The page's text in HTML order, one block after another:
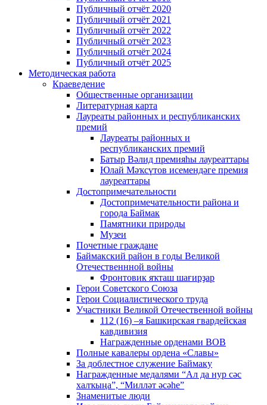
Публичный отчёт 2020
Публичный отчёт 2021
Публичный отчёт 2022
Публичный отчёт 2023
Публичный отчёт 2024
Публичный отчёт 2025
Методическая работа
Краеведение
Общественные организации
Литературная карта
Лауреаты районных и республиканских
премий
Лауреаты районных и
республиканских премий
Батыр Вәлид премияһы лауреаттары
Юлай Мәҡсүтов исемендәге премия
лауреаттары
Достопримечательности
Достопримечательности района и
города Баймак
Памятники природы
Музеи
Почетные граждане
Баймакский район в годы Великой
Отечественнной войны
Фронтовик яҡташ шағирҙар
Герои Советского Союза
Герои Социалистического труда
Участники Великой Отечественной войны
112 (16) –я Башкирская гвардейская
кавдивизия
Награжденные орденами ВОВ
Полные кавалеры ордена «Славы»
За доблестное служение Баймаку
Награжденные медалями “Ал да нур сәс
халҡыңа”, “Милләт әсәһе”
Знаменитые люди